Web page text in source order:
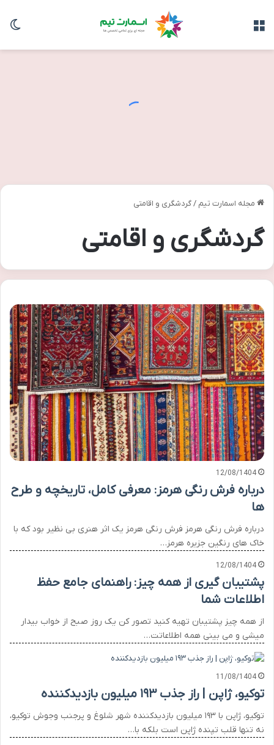
مجله اسمارت تیم /گردشگری و اقامتی
گردشگری و اقامتی
12/08/1404
درباره فرش رنگی هرمز: معرفی کامل، تاریخچه و طرح
ها
درباره فرش رنگی هرمز فرش رنگی هرمز یک اثر هنری بی نظیر بود که با
خاک های رنگین جزیره هرمز…
12/08/1404
پشتیبان گیری از همه چیز: راهنمای جامع حفظ
اطلاعات شما
از همه چیز پشتیبان تهیه کنید تصور کن یک روز صبح از خواب بیدار
میشی و می بینی همه اطلاعاتت…
11/08/1404
توکیو، ژاپن | راز جذب ۱۹۳ میلیون بازدیدکننده
توکیو، ژاپن با ۱۹۳ میلیون بازدیدکننده شهر شلوغ و پرجنب وجوش توکیو،
نه تنها قلب تپنده ژاپن است بلکه با…